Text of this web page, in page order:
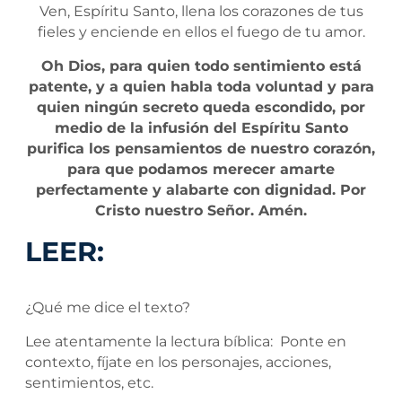
Ven, Espíritu Santo, llena los corazones de tus
fieles y enciende en ellos el fuego de tu amor.
Oh Dios, para quien todo sentimiento está
patente, y a quien habla toda voluntad y para
quien ningún secreto queda escondido, por
medio de la infusión del Espíritu Santo
purifica los pensamientos de nuestro corazón,
para que podamos merecer amarte
perfectamente y alabarte con dignidad. Por
Cristo nuestro Señor. Amén.
LEER:
¿Qué me dice el texto?
Lee atentamente la lectura bíblica: Ponte en
contexto, fíjate en los personajes, acciones,
sentimientos, etc.